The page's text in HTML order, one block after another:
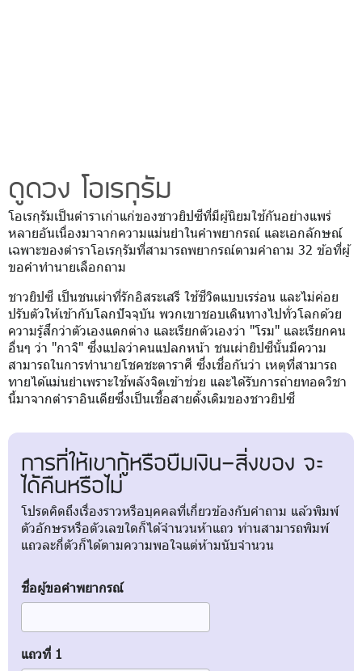
ดูดวง โอเรกุรัม
โอเรกุรัมเป็นตำราเก่าแก่ของชาวยิปซีที่มีผู้นิยมใช้กันอย่างแพร่
หลายอันเนื่องมาจากความแม่นยำในคำพยากรณ์ และเอกลักษณ์
เฉพาะของตำราโอเรกุรัมที่สามารถพยากรณ์ตามคำถาม 32 ข้อที่ผู้
ขอคำทำนายเลือกถาม
ชาวยิปซี เป็นชนเผ่าที่รักอิสระเสรี ใช้ชีวิตแบบเรร่อน และไม่ค่อย
ปรับตัวให้เข้ากับโลกปัจจุบัน พวกเขาชอบเดินทางไปทั่วโลกด้วย
ความรู้สึกว่าตัวเองแตกต่าง และเรียกตัวเองว่า "โรม" และเรียกคน
อื่นๆ ว่า "กาจิ" ซึ่งแปลว่าคนแปลกหน้า ชนเผ่ายิปซีนั้นมีความ
สามารถในการทำนายโชคชะตาราศี ซึ่งเชื่อกันว่า เหตุที่สามารถ
ทายได้แม่นยำเพราะใช้พลังจิตเข้าช่วย และได้รับการถ่ายทอดวิชา
นี้มาจากตำราอินเดียซึ่งเป็นเชื้อสายดั้งเดิมของชาวยิปซี
การที่ให้เขากู้หรือยืมเงิน-สิ่งของ จะ
ได้คืนหรือไม่
โปรดคิดถึงเรื่องราวหรือบุคคลที่เกี่ยวข้องกับคำถาม แล้วพิมพ์
ตัวอักษรหรือตัวเลขใดก็ได้จำนวนห้าแถว ท่านสามารถพิมพ์
แถวละกี่ตัวก็ได้ตามความพอใจแต่ห้ามนับจำนวน
ชื่อผู้ขอคำพยากรณ์
แถวที่ 1